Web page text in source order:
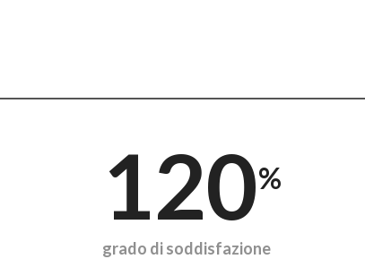
120%
grado di soddisfazione